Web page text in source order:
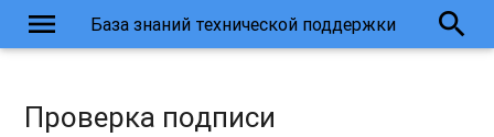
menu База знаний технической поддержки search
Проверка подписи